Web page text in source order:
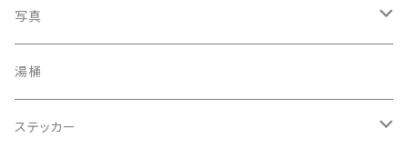
うちわ
きんちゃく
マッチ
写真
24節気少年
芒種風景
生写真
湯桶
ステッカー